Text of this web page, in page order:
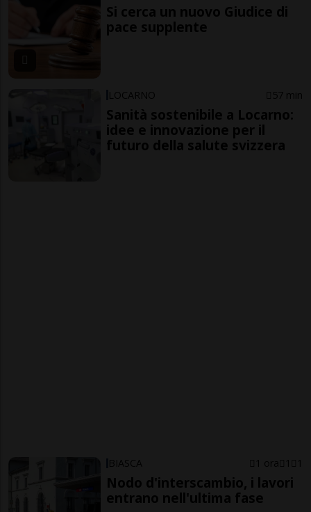
Si cerca un nuovo Giudice di
pace supplente
LOCARNO 57 min
Sanità sostenibile a Locarno:
idee e innovazione per il
futuro della salute svizzera
BIASCA 1 ora 1 1
Nodo d'interscambio, i lavori
entrano nell'ultima fase